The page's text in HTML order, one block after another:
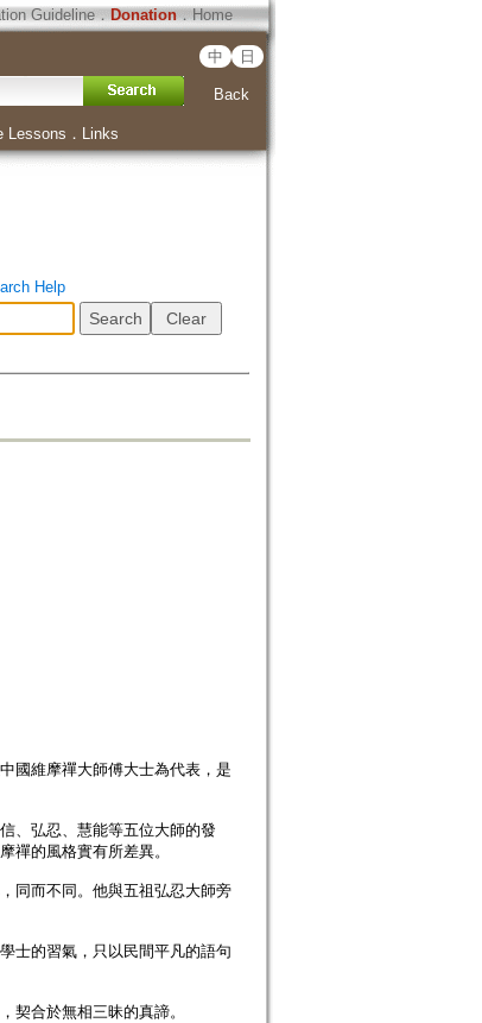
Guideline． Donation．Home
中 日
Back
Lessons ． Links
Help
國維摩禪大師傅大士為代表，是
、弘忍、慧能等五位大師的發
禪的風格實有所差異。
同而不同。他與五祖弘忍大師旁
士的習氣，只以民間平凡的語句
契合於無相三昧的真諦。